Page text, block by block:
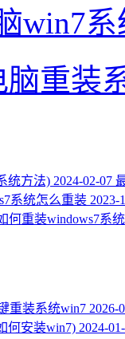
win7
脑重装
统方法) 2024-02-07
系统怎么重装 2023-
何重装windows7系
重装系统win7 2026-
何安装win7) 2024-